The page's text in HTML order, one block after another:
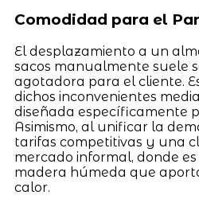
Comodidad para el
El desplazamiento a un
sacos manualmente suele
agotadora para el cliente.
dichos inconvenientes
diseñada específicamente
Asimismo, al unificar la
tarifas competitivas y una
mercado informal, donde
madera húmeda que
calor.